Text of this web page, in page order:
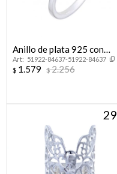
Anillo de plata 925 con
circonias, CORONITA.
51922-84637-51922-84637
$ 1.579 $2.256
29